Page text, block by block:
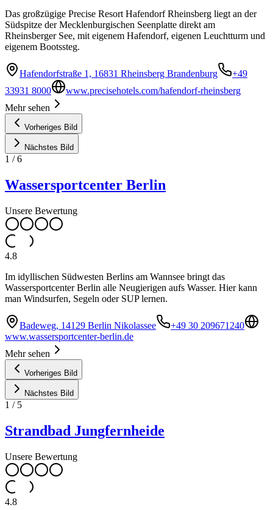
Das großzügige Precise Resort Hafendorf Rheinsberg liegt an der
Südspitze der Mecklenburgischen Seenplatte direkt am
Rheinsberger See, mit eigenem Hafendorf, eigenen Leuchtturm und
eigenem Bootssteg.
Hafendorfstraße 1, 16831 Rheinsberg Brandenburg
+49
33931 8000
www.precisehotels.com/hafendorf-rheinsberg
Mehr sehen
Vorheriges Bild
Nächstes Bild
1 /6
Wassersportcenter Berlin
Unsere Bewertung
4.8
Im idyllischen Südwesten Berlins am Wannsee bringt das
Wassersportcenter Berlin alle Neugierigen aufs Wasser. Hier kann
man Windsurfen, Segeln oder SUP lernen.
Badeweg, 14129 Berlin Nikolassee
+49 30 209671240
www.wassersportcenter-berlin.de
Mehr sehen
Vorheriges Bild
Nächstes Bild
1 / 5
Strandbad Jungfernheide
Unsere Bewertung
4.8